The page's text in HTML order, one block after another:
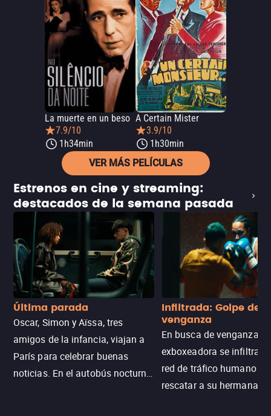
La muerte en un beso
7.9/10
1h34min
A Certain Mister
3.9/10
1h30min
VER MÁS PELÍCULAS
Estrenos en cine y streaming:
destacados de la semana pasada
Última parada
Oscar, Simon y Aïssa, tres
amigos de la infancia, viajan a
París para celebrar buenas
noticias. En el autobús nocturno
Infiltrada: Golpe de
venganza
En busca de venganza,
exboxeadora se infiltra
red de tráfico humano
rescatar a su hermana